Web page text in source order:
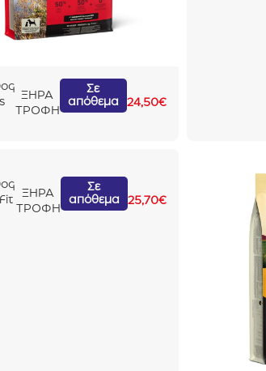
ΞΗΡΑ
ΤΡΟΦΗ
Σε
απόθεμα
24,50€
ΞΗΡΑ
ΤΡΟΦΗ
Σε
απόθεμα
25,70€